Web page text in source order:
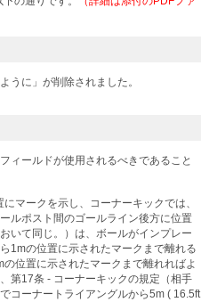
うに」が削除されました。
ィールドが使用されるべきであること
マークを示し、コーナーキックでは、
ルポスト間のゴールライン後方に位置
いて同じ。）は、ボールがインプレー
1mの位置に示されたマークまで離れる
の位置に示されたマークまで離れればよ
第17条 - コーナーキックの規定（相手
コーナートライアングルから5m ( 16.5ft